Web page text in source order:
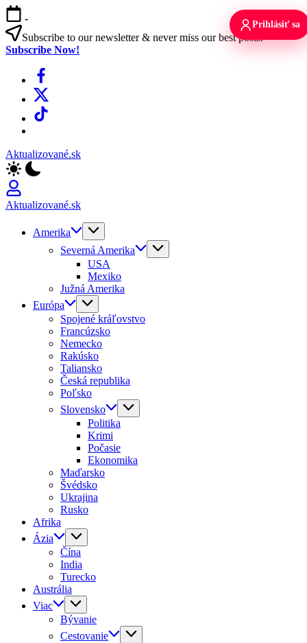
Skip
to
content
-
Subscribe to our newsletter & never miss our best posts.
Subscribe Now!
Facebook
X
TikTok
Aktualizované.sk
Aktualizované.sk
Amerika
Severná Amerika
USA
Mexiko
Južná Amerika
Európa
Spojené kráľovstvo
Francúzsko
Nemecko
Rakúsko
Taliansko
Česká republika
Poľsko
Slovensko
Politika
Krimi
Počasie
Ekonomika
Maďarsko
Švédsko
Ukrajina
Rusko
Afrika
Ázia
Čína
India
Turecko
Austrália
Viac
Bývanie
Cestovanie
Prihlásiť sa